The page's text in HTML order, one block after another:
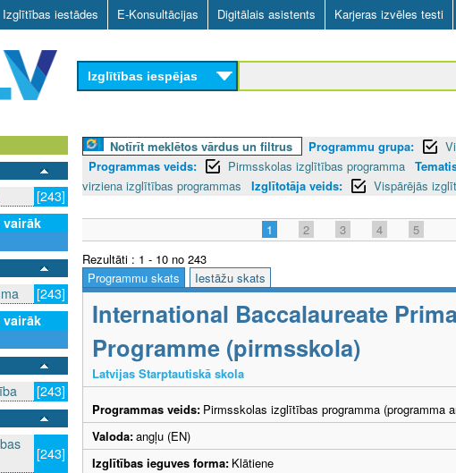
Skip
to
main
content
Izglītības iestādes E-Konsultācijas Digitālais asistents Karjeras izvēles testi
Izglītības iespējas
[243]
vairāk
[243]
vairāk
[243]
[243]
Notīrīt meklētos vārdus un filtrus Programmu grupa:
Programmas veids:
Pirmsskolas izglītības programma
virziena izglītības programmas
Izglītotāja veids: Vispārējās
1 2 3 4 5
Rezultāti : 1 - 10 no 243
Programmu skats
Iestāžu skats
International Baccalaureate
Programme (pirmsskola)
Latvijas Starptautiskā skola
Programmas veids: Pirmsskolas izglītības programma (programma
Valoda:angļu (EN)
Izglītības ieguves forma: Klātiene